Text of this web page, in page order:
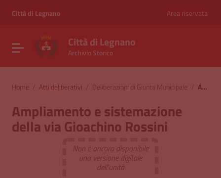
Vai al menu di navigazione
Città di Legnano Area riservata
Attiva / disattiva la navigazione
Città di Legnano
Archivio Storico
Home / Atti deliberativi / Deliberazioni di Giunta Municipale / Ampliamento e sistemazione della via Gioachino Rossini
Ampliamento e sistemazione
della via Gioachino Rossini
Non è ancora disponibile
una versione digitale
dell'unità